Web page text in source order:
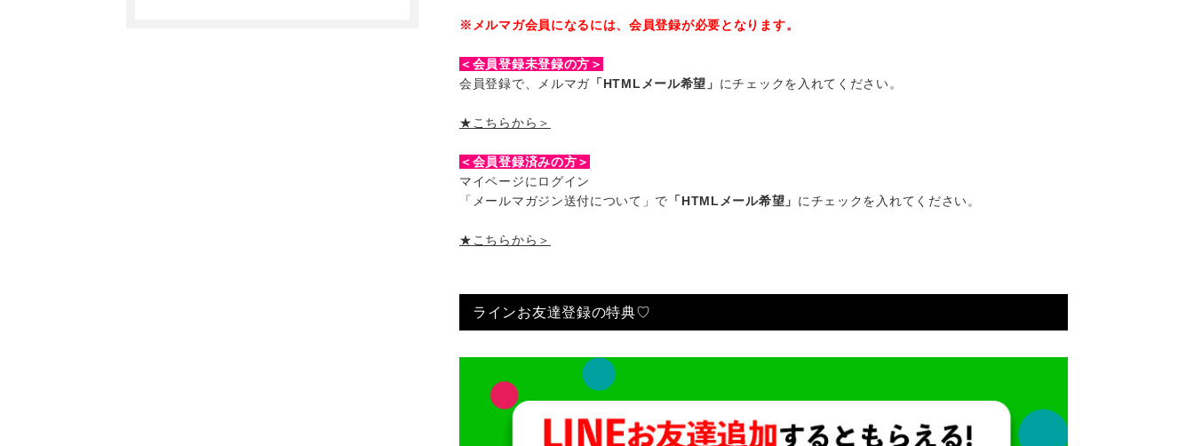
※メルマガ会員になるには、会員登録が必要となります。
＜会員登録未登録の方＞
会員登録で、メルマガ 「HTMLメール希望」 にチェックを入れてください。
★こちらから＞
＜会員登録済みの方＞
マイページにログイン
「メールマガジン送付について」で 「HTMLメール希望」 にチェックを入れてください。
★こちらから＞
ラインお友達登録の特典♡